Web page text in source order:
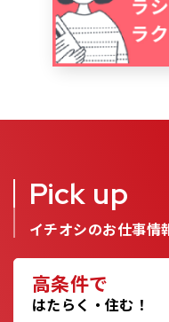
Pick up
イチオシのお仕事情
高条件で
はたらく・住む！